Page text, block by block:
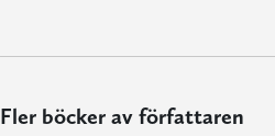
Fler böcker av författaren